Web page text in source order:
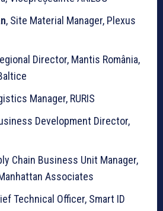
, Site Material Manager, Plexus
Director, Mantis România,
Manager, RURIS
Development Director,
Chain Business Unit Manager,
Associates
Technical Officer, Smart ID